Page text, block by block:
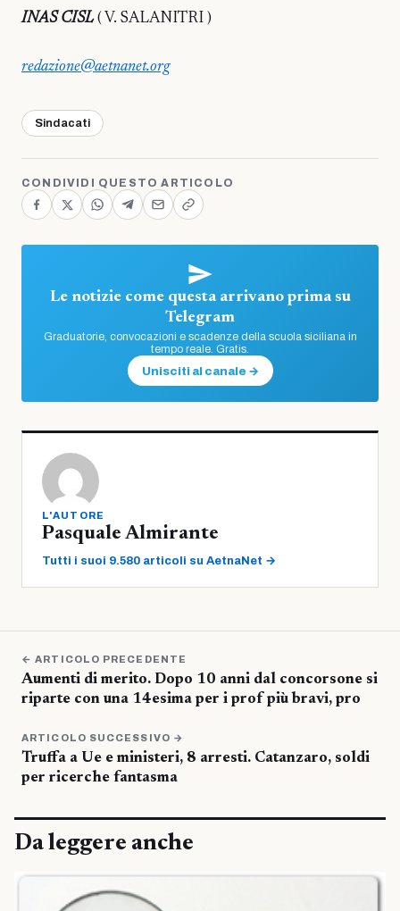
INAS CISL( V. SALANITRI )
redazione@aetnanet.org
Sindacati
CONDIVIDI QUESTO ARTICOLO
Le notizie come questa arrivano prima su
Telegram
Graduatorie, convocazioni e scadenze della scuola siciliana in
tempo reale. Gratis.
Unisciti al canale →
L'AUTORE
Pasquale Almirante
Tutti i suoi 9.580 articoli su AetnaNet →
← ARTICOLO PRECEDENTE
Aumenti di merito. Dopo 10 anni dal concorsone si
riparte con una 14esima per i prof più bravi, pro
ARTICOLO SUCCESSIVO →
Truffa a Ue e ministeri, 8 arresti. Catanzaro, soldi
per ricerche fantasma
Da leggere anche